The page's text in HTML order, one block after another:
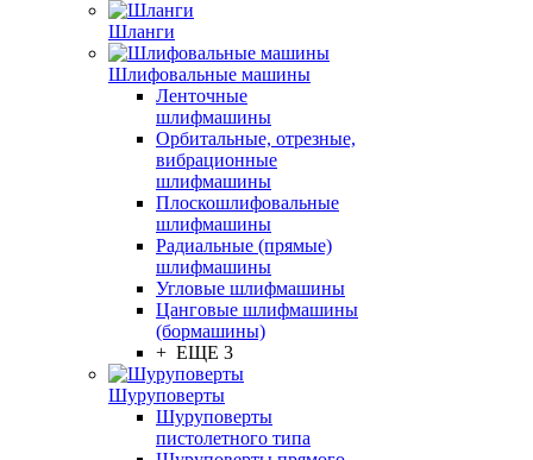
Шланги
Шлифовальные машины
Ленточные
шлифмашины
Орбитальные, отрезные,
вибрационные
шлифмашины
Плоскошлифовальные
шлифмашины
Радиальные (прямые)
шлифмашины
Угловые шлифмашины
Цанговые шлифмашины
(бормашины)
+ ЕЩЕ 3
Шуруповерты
Шуруповерты
пистолетного типа